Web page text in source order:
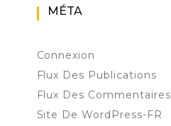
MÉTA
Connexion
Flux Des Publications
Flux Des Commentaires
Site De WordPress-FR